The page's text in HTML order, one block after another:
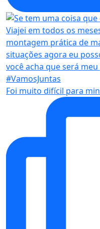
Foi muito difícil para